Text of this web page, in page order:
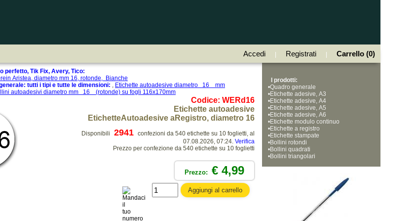
Accedi Registrati Carrello (0)
perfetto, Tik Fix, Avery, Tico:
Aristea, diametro mm 16, rotonde, Bianche
tutti i tipi e tutte le dimensioni: , Etichette autoadesive diametro 16 mm
autoadesivi diametro mm 16 (rotonde) su fogli 116x170mm
Codice: WERd16
Etichette autoadesive
EtichetteAutoadesive aRegistro, diametro 16
Disponibili 2941 confezioni da 540 etichette su 10 foglietti, al
07.08.2026, 07:24. Verifica
Prezzo per confezione da 540 etichette su 10 foglietti
Prezzo: € 4,99
I prodotti:
•Quadro generale
•Etichette adesive, A3
•Etichette adesive, A4
•Etichette adesive, A5
•Etichette adesive, A6
•Etichette modulo continuo
•Etichette a registro
•Etichette stampate
•Bollini rotondi
•Bollini quadrati
•Bollini triangolari